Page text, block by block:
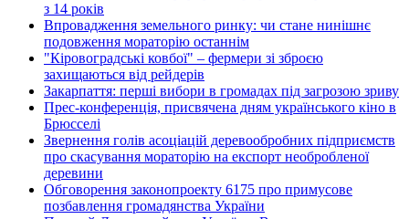
з 14 років
Впровадження земельного ринку: чи стане нинішнє
подовження мораторію останнім
"Кіровоградські ковбої" – фермери зі зброєю
захищаються від рейдерів
Закарпаття: перші вибори в громадах під загрозою зриву
Прес-конференція, присвячена дням українського кіно в
Брюсселі
Звернення голів асоціацій деревообробних підприємств
про скасування мораторію на експорт необробленої
деревини
Обговорення законопроекту 6175 про примусове
позбавлення громадянства України